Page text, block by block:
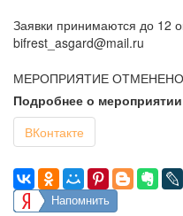
Заявки принимаются до 12
bifrest_asgard@mail.ru
МЕРОПРИЯТИЕ
Подробнее о мероприятии
ВКонтакте
Напомнить